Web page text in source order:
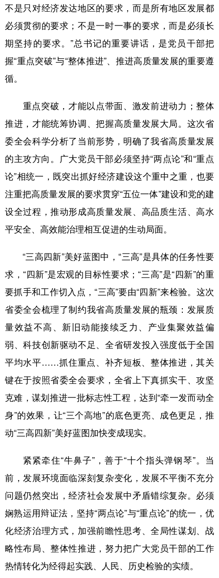
新疆 内蒙古 黑龙江
多语种频道
English Español Français عربى
Deutsch Português
不是只对经济发达地区的要求，而是所有地区发展都
必须贯彻的要求；不是一时一事的要求，而是必须长
期坚持的要求。”总书记的重要讲话，是党员干部把
握“重点突破”与“整体推进”、推进高质量发展的重要遵
循。
重点突破，才能以点带面、激发前进动力；整体
推进，才能统筹协调、把握高质量发展大局。这次省
委全会科学分析了当前形势，明确了我省高质量发展
的主攻方向。广大党员干部必须坚持“两点论”和“重点
论”相统一，既突出抓好经济建设这个重中之重，也要
注重把高质量发展的要求贯穿“五位一体”建设和党的建
设全过程，推动形成高质量发展、高品质生活、高水
平安全、高效能治理相互促进的生动局面。
“三高四新”美好蓝图中，“三高”是具体的任务性要
求，“四新”是宏观的目标性要求；“三高”是“四新”的重
要抓手和工作切入点，“三高”要由“四新”来检验。这次
省委全会梳理了制约我省高质量发展的瓶颈：发展质
量效益不高、新旧动能接续乏力、产业集聚效益偏
弱、科技创新驱动不足、全省研发投入强度低于全国
平均水平……抓住重点、补齐短板、整体推进，其关
键在于按照省委全会要求，全省上下真抓实干、攻坚
克难，谋划推进一批标志性工程，达到“牵一发而动全
身”的效果，让“三个高地”的底色更亮、成色更足，推
动“三高四新”美好蓝图加快变成现实。
紧紧牵住“牛鼻子”，善于“十个指头弹钢琴”。当
前，发展环境面临深刻复杂变化，发展不平衡不充分
问题仍然突出，经济社会发展中矛盾错综复杂。必须
娴熟运用辩证法，坚持“两点论”与“重点论”的统一，优
化经济治理方式，加强前瞻性思考、全局性谋划、战
略性布局、整体性推进，努力把广大党员干部的工作
热情转化为经得起实践、人民、历史检验的实绩。